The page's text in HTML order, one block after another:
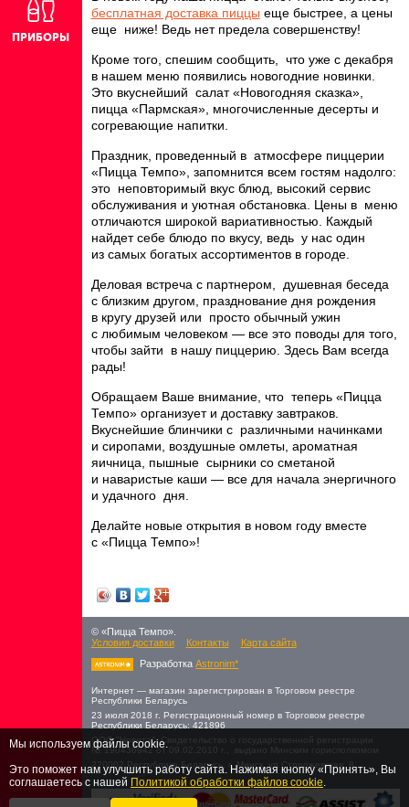
ПРИБОРЫ
бесплатная доставка пиццы еще быстрее, а цены
еще ниже! Ведь нет предела совершенству!
Кроме того, спешим сообщить, что уже с декабря
в нашем меню появились новогодние новинки.
Это вкуснейший салат «Новогодняя сказка»,
пицца «Пармская», многочисленные десерты и
согревающие напитки.
Праздник, проведенный в атмосфере пиццерии
«Пицца Темпо», запомнится всем гостям надолго:
это неповторимый вкус блюд, высокий сервис
обслуживания и уютная обстановка. Цены в меню
отличаются широкой вариативностью. Каждый
найдет себе блюдо по вкусу, ведь у нас один
из самых богатых ассортиментов в городе.
Деловая встреча с партнером, душевная беседа
с близким другом, празднование дня рождения
в кругу друзей или просто обычный ужин
с любимым человеком — все это поводы для того,
чтобы зайти в нашу пиццерию. Здесь Вам всегда
рады!
Обращаем Ваше внимание, что теперь «Пицца
Темпо» организует и доставку завтраков.
Вкуснейшие блинчики с различными начинками
и сиропами, воздушные омлеты, ароматная
яичница, пышные сырники со сметаной
и наваристые каши — все для начала энергичного
и удачного дня.
Делайте новые открытия в новом году вместе
с «Пицца Темпо»!
Мы используем файлы cookie.
Это поможет нам улучшить работу сайта. Нажимая кнопку «Принять», Вы
соглашаетесь с нашей Политикой обработки файлов cookie.
© «Пицца Темпо».
Условия доставки
Контакты
Карта сайта
РазработкаAstronim*
Интернет — магазин зарегистрирован в Торговом реестре
Республики Беларусь
23 июля 2018 г. Регистрационный номер в Торговом реестре
Республики Беларусь: 421896
ООО "Новита" Свидетельство о государственной регистрации
№ 190436942 от 09.02.2010 г., выдано Минским горисполкомом
220002,Республика Беларусь, г. Минск, ул.Cторожевская, 8